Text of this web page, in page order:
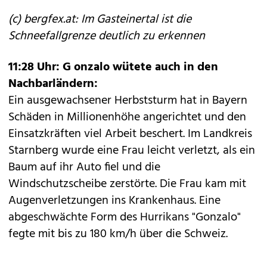
(c) bergfex.at: Im Gasteinertal ist die
Schneefallgrenze deutlich zu erkennen
11:28 Uhr: G onzalo wütete auch in den
Nachbarländern:
Ein ausgewachsener Herbststurm hat in Bayern
Schäden in Millionenhöhe angerichtet und den
Einsatzkräften viel Arbeit beschert. Im Landkreis
Starnberg wurde eine Frau leicht verletzt, als ein
Baum auf ihr Auto fiel und die
Windschutzscheibe zerstörte. Die Frau kam mit
Augenverletzungen ins Krankenhaus. Eine
abgeschwächte Form des Hurrikans "Gonzalo"
fegte mit bis zu 180 km/h über die Schweiz.